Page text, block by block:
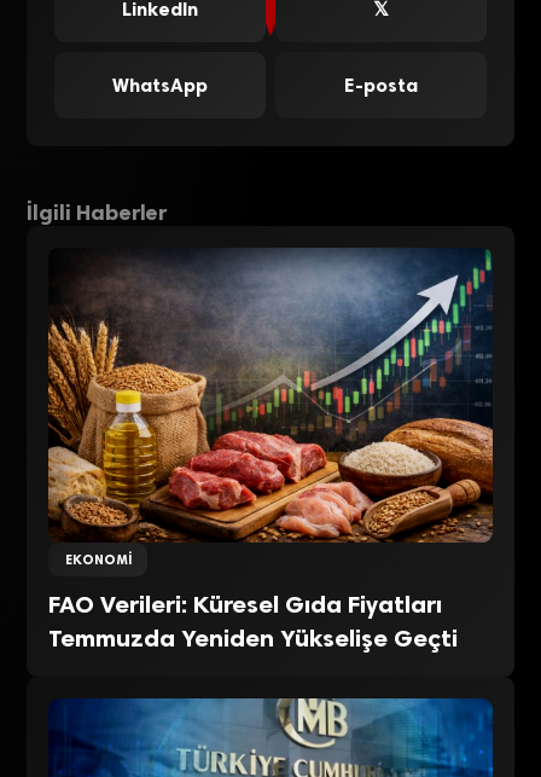
LinkedIn 𝕏
WhatsApp E-posta
İlgili Haberler
EKONOMI
FAO Verileri: Küresel Gıda Fiyatları
Temmuzda Yeniden Yükselişe Geçti